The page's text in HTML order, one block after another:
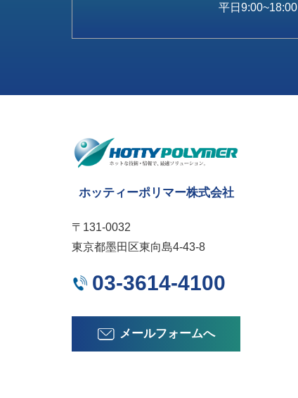
平日9:00~18:00
ホッティーポリマー株式会社
〒131-0032
東京都墨田区東向島4-43-8
03-3614-4100
メールフォームへ